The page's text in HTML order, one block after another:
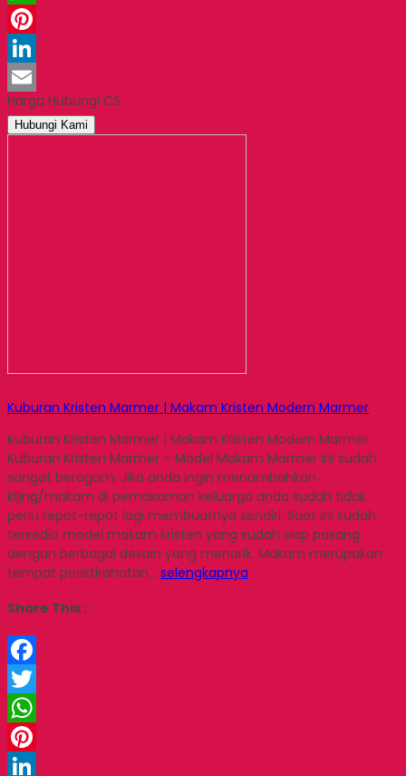
WhatsApp
Pinterest
LinkedIn
Email
Harga Hubungi CS
Hubungi Kami
Kuburan Kristen Marmer | Makam Kristen Modern Marmer
Kuburan Kristen Marmer | Makam Kristen Modern Marmer
Kuburan Kristen Marmer – Model Makam Marmer ini sudah
sangat beragam. Jika anda ingin menambahkan
kijing/makam di pemakaman keluarga anda sudah tidak
perlu repot-repot lagi membuatnya sendiri. Saat ini sudah
tersedia model makam kristen yang sudah siap pasang
dengan berbagai desain yang menarik. Makam merupakan
tempat peristirahatan… selengkapnya
Share This :
Facebook
Twitter
WhatsApp
Pinterest